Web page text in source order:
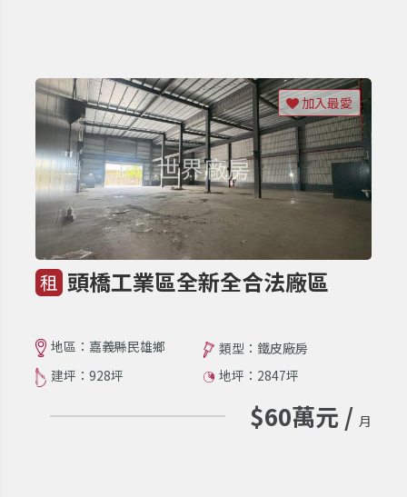
租 頭橋工業區全新全合法廠區
地區：嘉義縣民雄鄉
類型：鐵皮廠房
建坪：928坪
地坪：2847坪
$60萬元 / 月
加入最愛